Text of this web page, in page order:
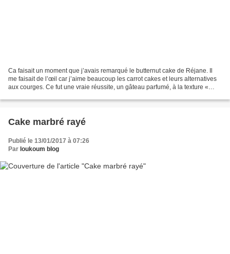
Ca faisait un moment que j’avais remarqué le butternut cake de Réjane. Il
me faisait de l’œil car j’aime beaucoup les carrot cakes et leurs alternatives
aux courges. Ce fut une vraie réussite, un gâteau parfumé, à la texture «
Cake marbré rayé
Publié le 13/01/2017 à 07:26
Par loukoum blog